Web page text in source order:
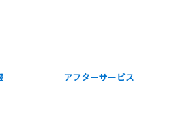
アフターサービス